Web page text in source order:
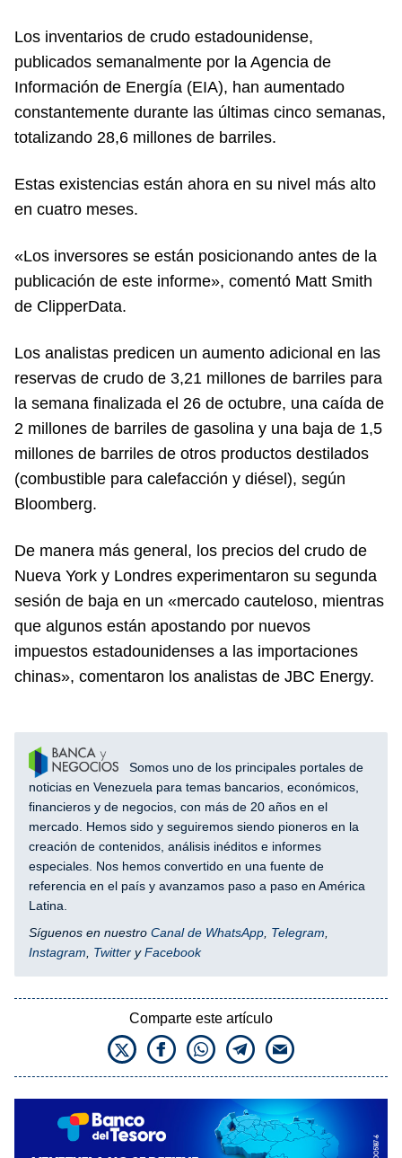
Los inventarios de crudo estadounidense,
publicados semanalmente por la Agencia de
Información de Energía (EIA), han aumentado
constantemente durante las últimas cinco semanas,
totalizando 28,6 millones de barriles.
Estas existencias están ahora en su nivel más alto
en cuatro meses.
«Los inversores se están posicionando antes de la
publicación de este informe», comentó Matt Smith
de ClipperData.
Los analistas predicen un aumento adicional en las
reservas de crudo de 3,21 millones de barriles para
la semana finalizada el 26 de octubre, una caída de
2 millones de barriles de gasolina y una baja de 1,5
millones de barriles de otros productos destilados
(combustible para calefacción y diésel), según
Bloomberg.
De manera más general, los precios del crudo de
Nueva York y Londres experimentaron su segunda
sesión de baja en un «mercado cauteloso, mientras
que algunos están apostando por nuevos
impuestos estadounidenses a las importaciones
chinas», comentaron los analistas de JBC Energy.
Somos uno de los principales portales de
noticias en Venezuela para temas bancarios, económicos,
financieros y de negocios, con más de 20 años en el
mercado. Hemos sido y seguiremos siendo pioneros en la
creación de contenidos, análisis inéditos e informes
especiales. Nos hemos convertido en una fuente de
referencia en el país y avanzamos paso a paso en América
Latina.
Síguenos en nuestro Canal de WhatsApp, Telegram,
Instagram, Twitter yFacebook
Comparte este artículo